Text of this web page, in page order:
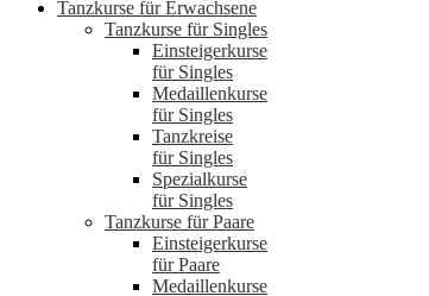
Tanzkurse für Erwachsene
Tanzkurse für Singles
Einsteigerkurse
für Singles
Medaillenkurse
für Singles
Tanzkreise
für Singles
Spezialkurse
für Singles
Tanzkurse für Paare
Einsteigerkurse
für Paare
Medaillenkurse